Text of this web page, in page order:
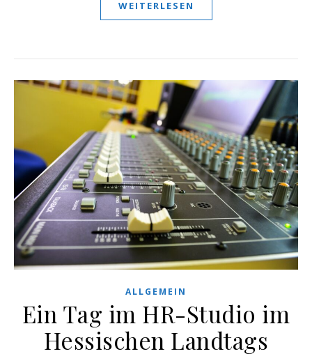
WEITERLESEN
ALLGEMEIN
Ein Tag im HR-Studio im
Hessischen Landtags